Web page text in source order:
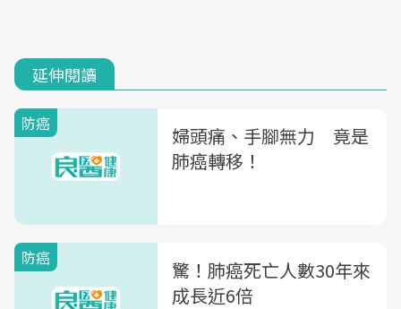
延伸閱讀
防癌
婦頭痛、手腳無力 竟是
肺癌轉移！
防癌
驚！肺癌死亡人數30年來
成長近6倍